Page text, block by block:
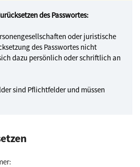
des Passwortes:
oder juristische
des Passwortes nicht
dazu persönlich oder schriftlich an
sind Pflichtfelder und müssen